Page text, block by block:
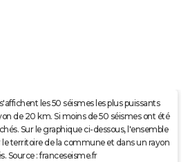
les 50 séismes les plus puissants
de 20 km. Si moins de 50 séismes ont été
Sur le graphique ci-dessous, l'ensemble
territoire de la commune et dans un rayon
Source : franceseisme.fr